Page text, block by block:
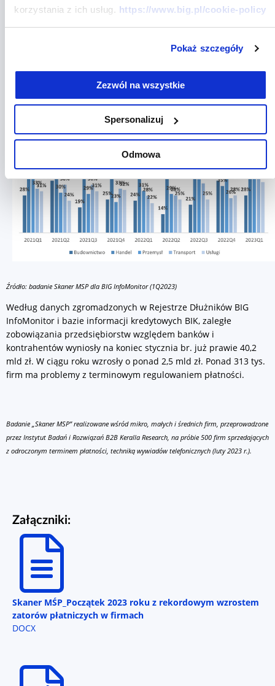
korzystania z ich usług. https://www.big.pl/cookie-policy
Pokaż szczegóły
Zezwól na wszystkie
Spersonalizuj
Odmowa
hurtowego. W przypadku firm transportowych z uwagi na wzrost
ceny ich usług, część usługobiorców nie ma możliwości terminowego
regulowania swoich zobowiązań wobec firm transportowych.
podkreśla
prof. Waldemar Rogowski, główny analityk BIG InfoMonitor
Źródło: badanie Skaner MSP dla BIG InfoMonitor (1Q2023)
Według danych zgromadzonych w Rejestrze Dłużników BIG
InfoMonitor i bazie informacji kredytowych BIK, zaległe
zobowiązania przedsiębiorstw względem banków i
kontrahentów wyniosły na koniec stycznia br. już prawie 40,2
mld zł. W ciągu roku wzrosły o ponad 2,5 mld zł. Ponad 313 tys.
firm ma problemy z terminowym regulowaniem płatności.
Badanie „Skaner MSP” realizowane wśród mikro, małych i średnich firm, przeprowadzone
przez Instytut Badań i Rozwiązań B2B Keralla Research, na próbie 500 firm sprzedających
z odroczonym terminem płatności, techniką wywiadów telefonicznych (luty 2023 r.).
Załączniki:
Skaner MŚP_Początek 2023 roku z rekordowym wzrostem
zatorów płatniczych w firmach
DOCX